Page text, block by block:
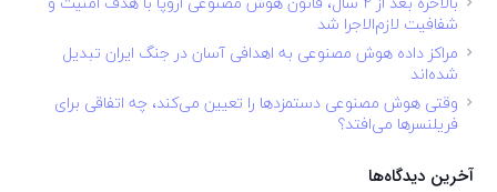
شفافیت لازم‌الاجرا شد
مراکز داده هوش مصنوعی به اهدافی آسان در جنگ ایران تبدیل
شده‌اند
وقتی هوش مصنوعی دستمزدها را تعیین می‌کند، چه اتفاقی برای
فریلنسرها می‌افتد؟
آخرین دیدگاه‌ها